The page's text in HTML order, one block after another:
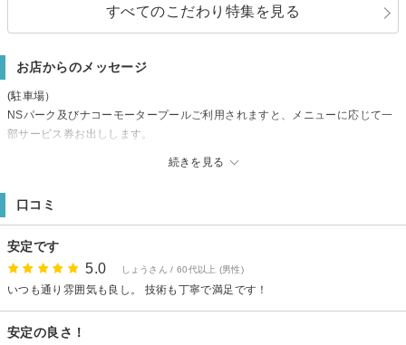
すべてのこだわり特集を見る
お店からのメッセージ
続きを見る
(駐車場）
NSパーク及びナコーモータープールご利用されますと、メニューに応じて一
部サービス券お出しします。
※夏季休暇 8月17日（月）から20日（木）までお休みします。
口コミ
安定です
5.0 しょうさん / 60代以上 (男性)
いつも通り雰囲気も良し。 技術も丁寧で満足です！
安定の良さ！